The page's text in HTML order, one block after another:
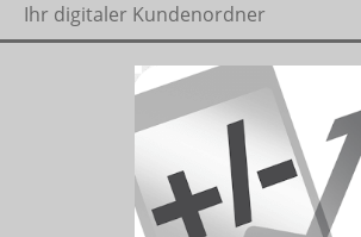
Ihr digitaler Kundenordner